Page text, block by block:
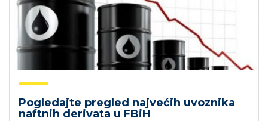
Pogledajte pregled najvećih uvoznika
naftnih derivata u FBiH